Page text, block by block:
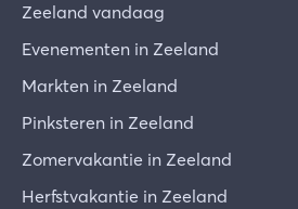
Zeeland vandaag
Evenementen in Zeeland
Markten in Zeeland
Pinksteren in Zeeland
Zomervakantie in Zeeland
Herfstvakantie in Zeeland